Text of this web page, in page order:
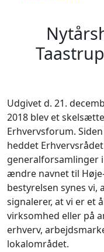
Udgivet d. 21.
2018 blev et
Erhvervsforum.
heddet
generalforsamlinger
ændre navnet til
bestyrelsen synes
signalerer, at vi er et
virksomhed eller på
erhverv,
lokalområdet.